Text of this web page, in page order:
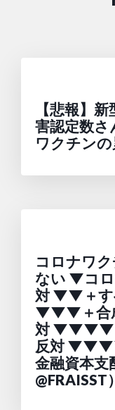
【悲報】
害認定数さ
ワクチン
コロナワ
ない ▼コ
対 ▼▼＋す
▼▼▼＋合
対 ▼▼▼▼
反対
金融資本支
@FRAISST）